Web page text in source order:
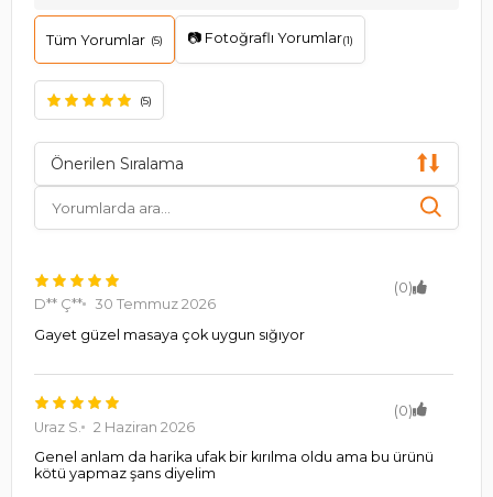
Tüm Yorumlar (5) 📷 Fotoğraflı Yorumlar(1)
(5)
Önerilen Sıralama
(0)
D** Ç**
30 Temmuz 2026
Gayet güzel masaya çok uygun sığıyor
(0)
Uraz S.
2 Haziran 2026
Genel anlam da harika ufak bir kırılma oldu ama bu ürünü
kötü yapmaz şans diyelim